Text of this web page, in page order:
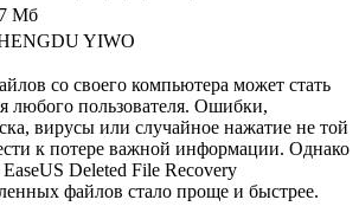
Мб
YIWO
со своего компьютера может стать
любого пользователя. Ошибки,
вирусы или случайное нажатие не той
к потере важной информации. Однако
Deleted File Recovery
файлов стало проще и быстрее.